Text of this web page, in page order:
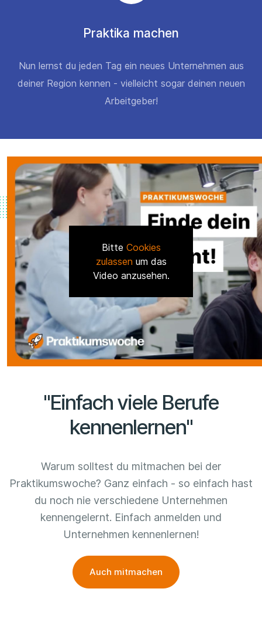
Praktika machen
Nun lernst du jeden Tag ein neues Unternehmen aus
deiner Region kennen - vielleicht sogar deinen neuen
Arbeitgeber!
"Einfach viele Berufe
kennenlernen"
Warum solltest du mitmachen bei der
Praktikumswoche? Ganz einfach - so einfach hast
du noch nie verschiedene Unternehmen
kennengelernt. Einfach anmelden und
Unternehmen kennenlernen!
Auch mitmachen
Bitte Cookies
zulassen um das
Video anzusehen.